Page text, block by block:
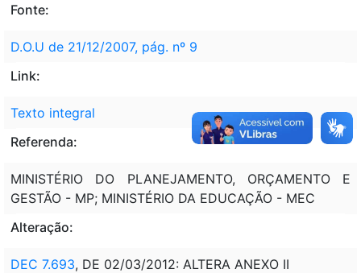
Fonte:
D.O.U de 21/12/2007, pág. nº 9
Link:
Texto integral
Referenda:
MINISTÉRIO DO PLANEJAMENTO, ORÇAMENTO E
GESTÃO - MP; MINISTÉRIO DA EDUCAÇÃO - MEC
Alteração:
DEC 7.693, DE 02/03/2012: ALTERA ANEXO II